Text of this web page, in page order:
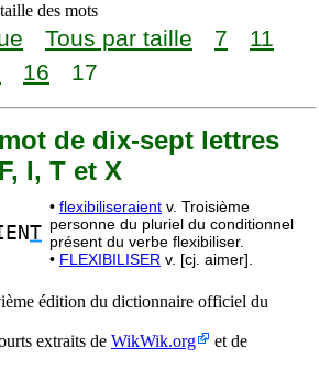
des mots
Tous par taille 7
11
16 17
de dix-sept lettres
I, T et X
T
• flexibiliseraient v. Troisième
personne du pluriel du conditionnel
présent du verbe flexibiliser.
• FLEXIBILISER v. [cj. aimer].
édition du dictionnaire officiel du
extraits de WikWik.org
et de